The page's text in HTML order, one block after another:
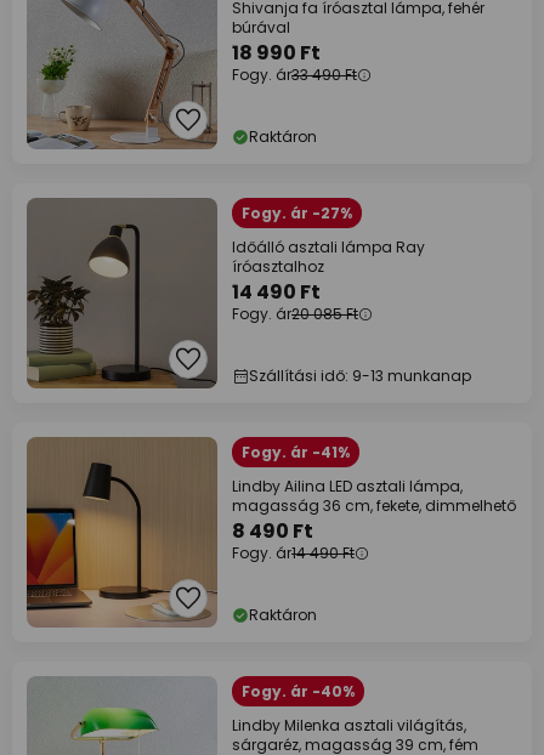
Shivanja fa íróasztal lámpa, fehér
búrával
18 990 Ft
Fogy. ár33 490 Ft
Raktáron
Fogy. ár -27%
Időálló asztali lámpa Ray
íróasztalhoz
14 490 Ft
Fogy. ár20 085 Ft
Szállítási idő: 9-13 munkanap
Fogy. ár -41%
Lindby Ailina LED asztali lámpa,
magasság 36 cm, fekete, dimmelhető
8 490 Ft
Fogy. ár14 490 Ft
Raktáron
Fogy. ár -40%
Lindby Milenka asztali világítás,
sárgaréz, magasság 39 cm, fém